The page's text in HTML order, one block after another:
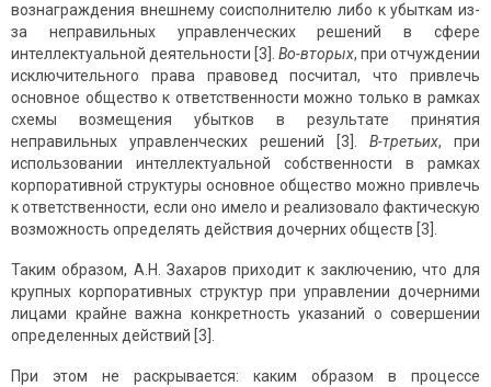
вознаграждения внешнему соисполнителю либо к убыткам из-
за неправильных управленческих решений в сфере
интеллектуальной деятельности [3]. Во-вторых, при отчуждении
исключительного права правовед посчитал, что привлечь
основное общество к ответственности можно только в рамках
схемы возмещения убытков в результате принятия
неправильных управленческих решений [3]. В-третьих, при
использовании интеллектуальной собственности в рамках
корпоративной структуры основное общество можно привлечь
к ответственности, если оно имело и реализовало фактическую
возможность определять действия дочерних обществ [3].
Таким образом, А.Н. Захаров приходит к заключению, что для
крупных корпоративных структур при управлении дочерними
лицами крайне важна конкретность указаний о совершении
определенных действий [3].
При этом не раскрывается: каким образом в процессе